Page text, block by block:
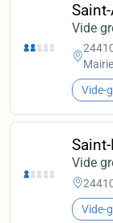
Vide
Vide-
Vide
Vide-